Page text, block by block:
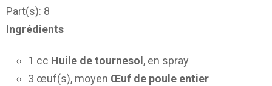
Part(s): 8
Ingrédients
1 cc Huile de tournesol , en spray
3 œuf(s), moyen Œuf de poule entier